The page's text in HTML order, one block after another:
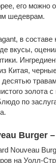
его можно
шедеврам.
в составе
вкусы,
Китая,
золота
по
Burger –
Nouveau
на Уолл-